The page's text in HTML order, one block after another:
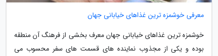
معرفی خوشمزه ترین غذاهای خیابانی جهان
خوشمزه ترین غذاهای خیابانی جهان معرف بخشی از فرهنگ آن منطقه
بوده و یکی از مجذوب نماینده های قسمت های سفر محسوب می